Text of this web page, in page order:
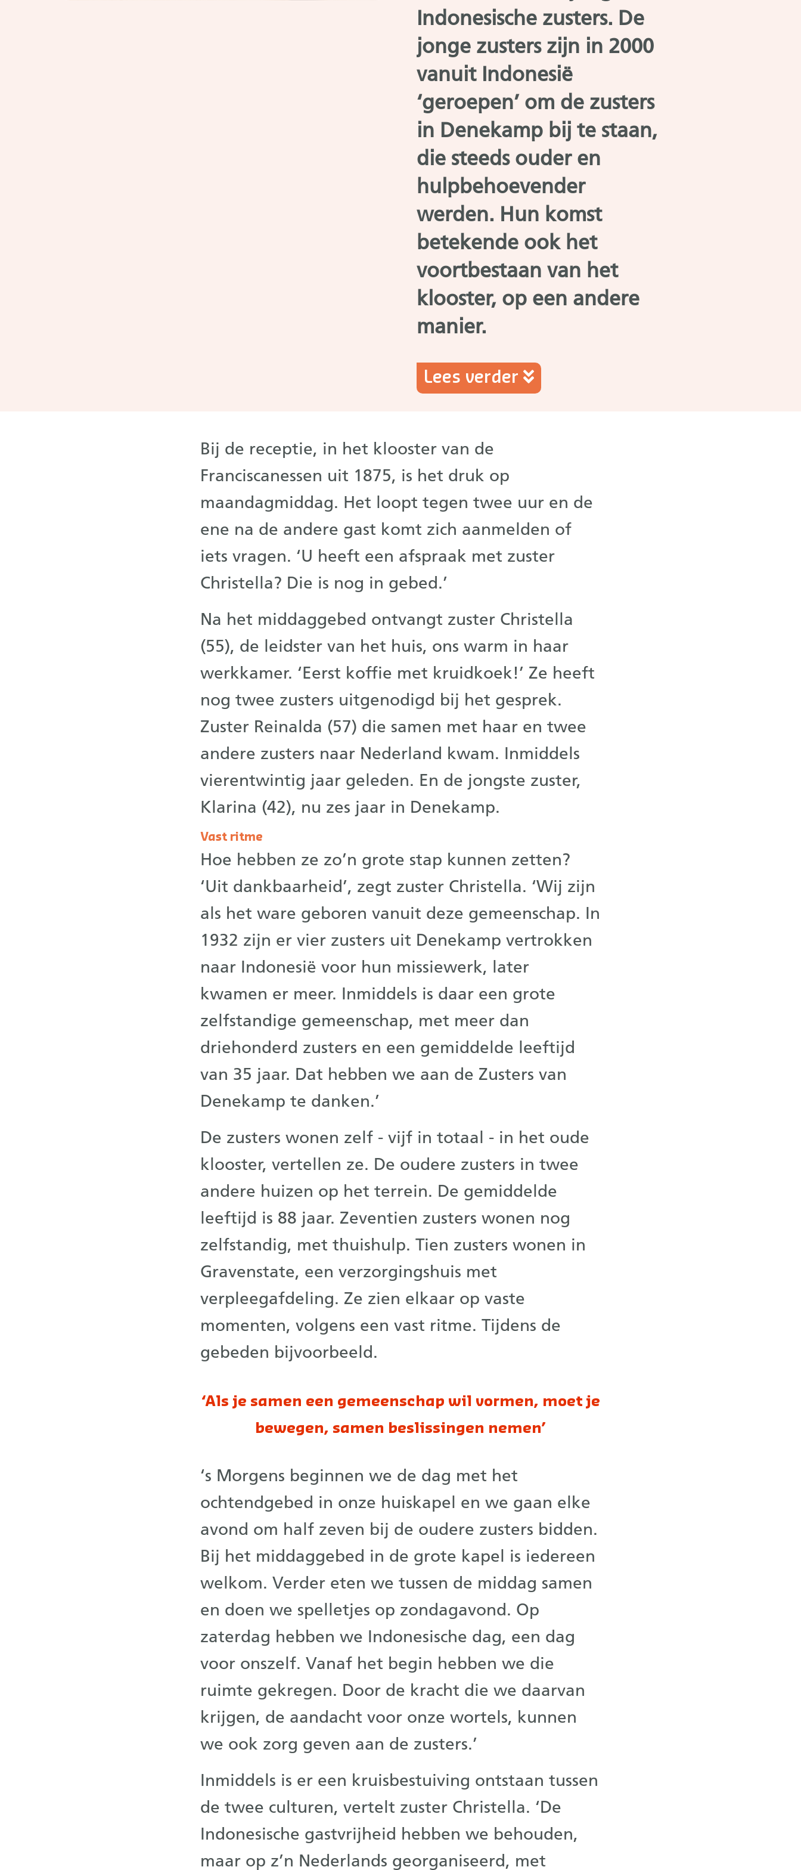
Indonesische zusters. De
jonge zusters zijn in 2000
vanuit Indonesië
‘geroepen’ om de zusters
in Denekamp bij te staan,
die steeds ouder en
hulpbehoevender
werden. Hun komst
betekende ook het
voortbestaan van het
klooster, op een andere
manier.
Lees verder
Bij de receptie, in het klooster van de
Franciscanessen uit 1875, is het druk op
maandagmiddag. Het loopt tegen twee uur en de
ene na de andere gast komt zich aanmelden of
iets vragen. ‘U heeft een afspraak met zuster
Christella? Die is nog in gebed.’
Na het middaggebed ontvangt zuster Christella
(55), de leidster van het huis, ons warm in haar
werkkamer. ‘Eerst koffie met kruidkoek!’ Ze heeft
nog twee zusters uitgenodigd bij het gesprek.
Zuster Reinalda (57) die samen met haar en twee
andere zusters naar Nederland kwam. Inmiddels
vierentwintig jaar geleden. En de jongste zuster,
Klarina (42), nu zes jaar in Denekamp.
Vast ritme
Hoe hebben ze zo’n grote stap kunnen zetten?
‘Uit dankbaarheid’, zegt zuster Christella. ‘Wij zijn
als het ware geboren vanuit deze gemeenschap. In
1932 zijn er vier zusters uit Denekamp vertrokken
naar Indonesië voor hun missiewerk, later
kwamen er meer. Inmiddels is daar een grote
zelfstandige gemeenschap, met meer dan
driehonderd zusters en een gemiddelde leeftijd
van 35 jaar. Dat hebben we aan de Zusters van
Denekamp te danken.’
De zusters wonen zelf - vijf in totaal - in het oude
klooster, vertellen ze. De oudere zusters in twee
andere huizen op het terrein. De gemiddelde
leeftijd is 88 jaar. Zeventien zusters wonen nog
zelfstandig, met thuishulp. Tien zusters wonen in
Gravenstate, een verzorgingshuis met
verpleegafdeling. Ze zien elkaar op vaste
momenten, volgens een vast ritme. Tijdens de
gebeden bijvoorbeeld.
‘Als je samen een gemeenschap wil vormen, moet je
bewegen, samen beslissingen nemen’
‘s Morgens beginnen we de dag met het
ochtendgebed in onze huiskapel en we gaan elke
avond om half zeven bij de oudere zusters bidden.
Bij het middaggebed in de grote kapel is iedereen
welkom. Verder eten we tussen de middag samen
en doen we spelletjes op zondagavond. Op
zaterdag hebben we Indonesische dag, een dag
voor onszelf. Vanaf het begin hebben we die
ruimte gekregen. Door de kracht die we daarvan
krijgen, de aandacht voor onze wortels, kunnen
we ook zorg geven aan de zusters.’
Inmiddels is er een kruisbestuiving ontstaan tussen
de twee culturen, vertelt zuster Christella. ‘De
Indonesische gastvrijheid hebben we behouden,
maar op z’n Nederlands georganiseerd, met